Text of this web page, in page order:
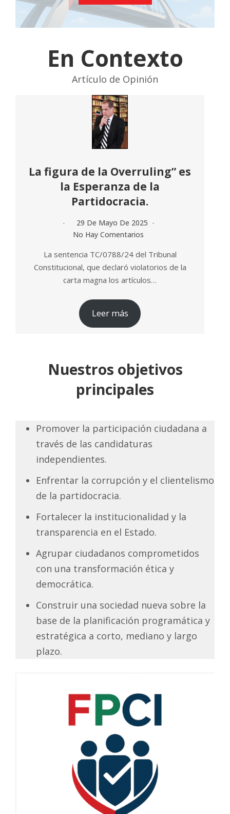
En Contexto
Artículo de Opinión
La figura de la Overruling” es
la Esperanza de la
Partidocracia.
29 De Mayo De 2025
No Hay Comentarios
La sentencia TC/0788/24 del Tribunal
Constitucional, que declaró violatorios de la
carta magna los artículos…
Leer más
Nuestros objetivos
principales
Promover la participación ciudadana a
través de las candidaturas
independientes.
Enfrentar la corrupción y el clientelismo
de la partidocracia.
Fortalecer la institucionalidad y la
transparencia en el Estado.
Agrupar ciudadanos comprometidos
con una transformación ética y
democrática.
Construir una sociedad nueva sobre la
base de la planificación programática y
estratégica a corto, mediano y largo
plazo.